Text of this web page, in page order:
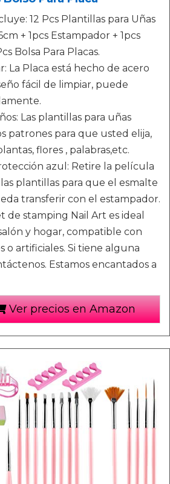
12 Pcs Plantillas para Uñas
+ 1pcs Estampador + 1pcs
Bolsa Para Placas.
La Placa está hecho de acero
fácil de limpiar, puede
Las plantillas para uñas
patrones para que usted elija,
flores , palabras,etc.
azul: Retire la película
plantillas para que el esmalte
transferir con el estampador.
de stamping Nail Art es ideal
y hogar, compatible con
o artificiales. Si tiene alguna
Estamos encantados a
Ver precios en Amazon